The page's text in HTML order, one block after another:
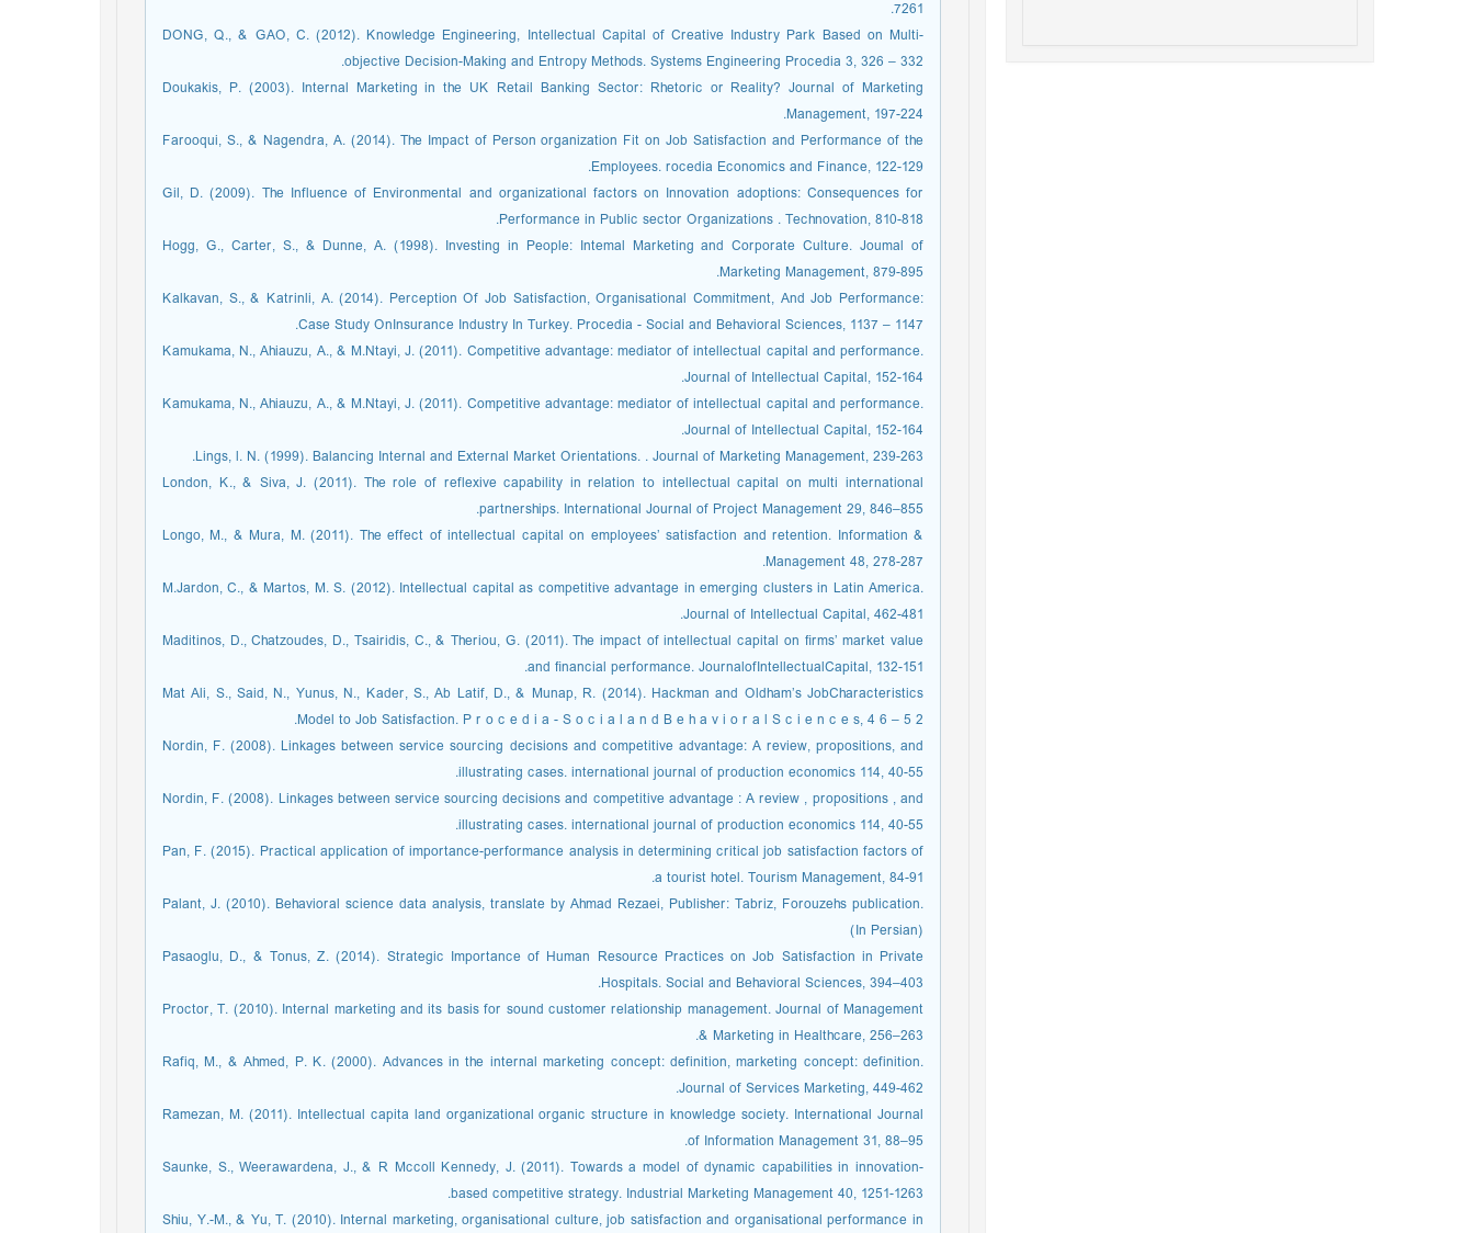
7261.
DONG, Q., & GAO, C. (2012). Knowledge Engineering, Intellectual Capital of Creative Industry Park Based on Multi-
objective Decision-Making and Entropy Methods. Systems Engineering Procedia 3, 326 – 332.
Doukakis, P. (2003). Internal Marketing in the UK Retail Banking Sector: Rhetoric or Reality? Journal of Marketing
Management, 197-224.
Farooqui, S., & Nagendra, A. (2014). The Impact of Person organization Fit on Job Satisfaction and Performance of the
Employees. rocedia Economics and Finance, 122-129.
Gil, D. (2009). The Influence of Environmental and organizational factors on Innovation adoptions: Consequences for
Performance in Public sector Organizations . Technovation, 810-818.
Hogg, G., Carter, S., & Dunne, A. (1998). Investing in People: Intemal Marketing and Corporate Culture. Joumal of
Marketing Management, 879-895.
Kalkavan, S., & Katrinli, A. (2014). Perception Of Job Satisfaction, Organisational Commitment, And Job Performance:
Case Study OnInsurance Industry In Turkey. Procedia - Social and Behavioral Sciences, 1137 – 1147.
Kamukama, N., Ahiauzu, A., & M.Ntayi, J. (2011). Competitive advantage: mediator of intellectual capital and performance.
Journal of Intellectual Capital, 152-164.
Kamukama, N., Ahiauzu, A., & M.Ntayi, J. (2011). Competitive advantage: mediator of intellectual capital and performance.
Journal of Intellectual Capital, 152-164.
Lings, l. N. (1999). Balancing Internal and External Market Orientations. . Journal of Marketing Management, 239-263.
London, K., & Siva, J. (2011). The role of reflexive capability in relation to intellectual capital on multi international
partnerships. International Journal of Project Management 29, 846–855.
Longo, M., & Mura, M. (2011). The effect of intellectual capital on employees’ satisfaction and retention. Information &
Management 48, 278-287.
M.Jardon, C., & Martos, M. S. (2012). Intellectual capital as competitive advantage in emerging clusters in Latin America.
Journal of Intellectual Capital, 462-481.
Maditinos, D., Chatzoudes, D., Tsairidis, C., & Theriou, G. (2011). The impact of intellectual capital on ﬁrms’ market value
and ﬁnancial performance. JournalofIntellectualCapital, 132-151.
Mat Ali, S., Said, N., Yunus, N., Kader, S., Ab Latif, D., & Munap, R. (2014). Hackman and Oldham’s JobCharacteristics
Model to Job Satisfaction. P r o c e d i a - S o c i a l a n d B e h a v i o r a l S c i e n c e s, 4 6 – 5 2.
Nordin, F. (2008). Linkages between service sourcing decisions and competitive advantage: A review, propositions, and
illustrating cases. international journal of production economics 114, 40-55.
Nordin, F. (2008). Linkages between service sourcing decisions and competitive advantage : A review , propositions , and
illustrating cases. international journal of production economics 114, 40-55.
Pan, F. (2015). Practical application of importance-performance analysis in determining critical job satisfaction factors of
a tourist hotel. Tourism Management, 84-91.
Palant, J. (2010). Behavioral science data analysis, translate by Ahmad Rezaei, Publisher: Tabriz, Forouzehs publication.
(In Persian)
Pasaoglu, D., & Tonus, Z. (2014). Strategic Importance of Human Resource Practices on Job Satisfaction in Private
Hospitals. Social and Behavioral Sciences, 394–403.
Proctor, T. (2010). Internal marketing and its basis for sound customer relationship management. Journal of Management
& Marketing in Healthcare, 256–263.
Rafiq, M., & Ahmed, P. K. (2000). Advances in the internal marketing concept: definition, marketing concept: definition.
Journal of Services Marketing, 449-462.
Ramezan, M. (2011). Intellectual capita land organizational organic structure in knowledge society. International Journal
of Information Management 31, 88–95.
Saunke, S., Weerawardena, J., & R Mccoll Kennedy, J. (2011). Towards a model of dynamic capabilities in innovation-
based competitive strategy. Industrial Marketing Management 40, 1251-1263.
Shiu, Y.-M., & Yu, T. (2010). Internal marketing, organisational culture, job satisfaction and organisational performance in